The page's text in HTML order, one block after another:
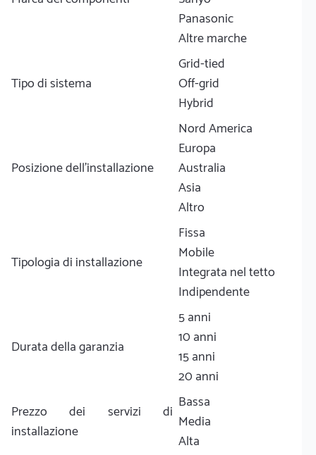
Panasonic
Altre marche
Tipo di sistema
Grid-tied
Off-grid
Hybrid
Posizione dell'installazione
Nord America
Europa
Australia
Asia
Altro
Tipologia di installazione
Fissa
Mobile
Integrata nel tetto
Indipendente
Durata della garanzia
5 anni
10 anni
15 anni
20 anni
Prezzo dei servizi di
installazione
Bassa
Media
Alta